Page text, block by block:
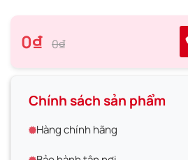
0₫ 0₫
Chính sách sản phẩm
Hàng chính hãng